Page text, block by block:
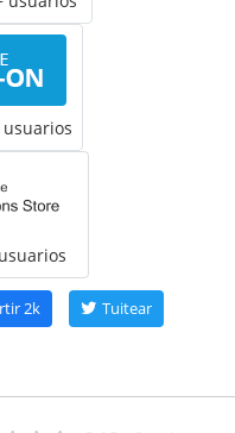
usuarios
2k Tuitear